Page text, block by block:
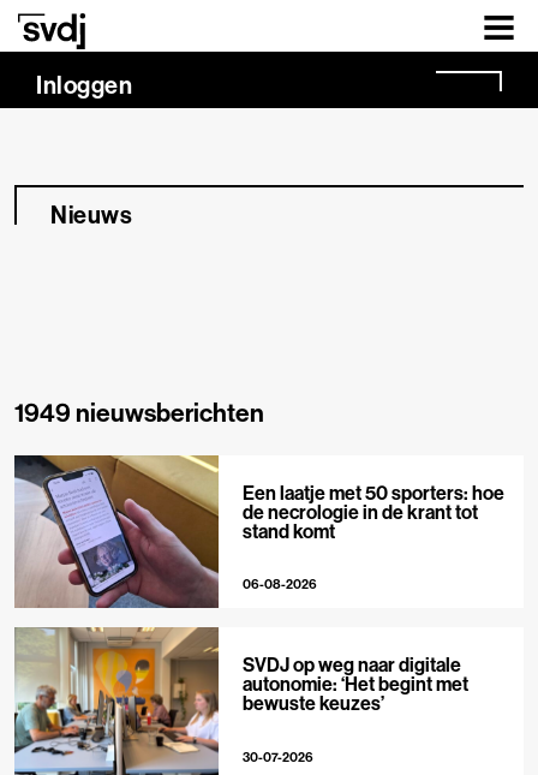
Naar hoofdinhoud
Inloggen
Nieuws
1949 nieuwsberichten
Een laatje met 50 sporters: hoe
de necrologie in de krant tot
stand komt
06-08-2026
SVDJ op weg naar digitale
autonomie: ‘Het begint met
bewuste keuzes’
30-07-2026